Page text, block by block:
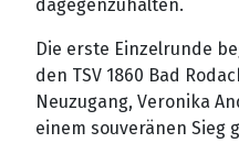
dagegenzuhalten.
Die erste Einzelrunde
den TSV 1860 Bad
Neuzugang, Veronika
einem souveränen Sieg